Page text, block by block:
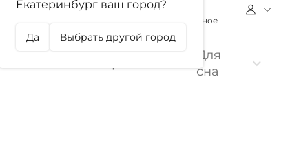
Екатеринбург ваш город?
Да Выбрать другой город
Избранное
Для
сна